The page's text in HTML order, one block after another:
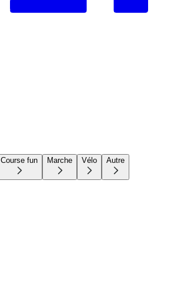
Course fun Marche Vélo Autre